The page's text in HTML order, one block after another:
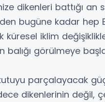
dikenleri battığı an
bugüne kadar hep
küresel iklim
balığı görülmeye
parçalayacak
dikenlerinin değil,